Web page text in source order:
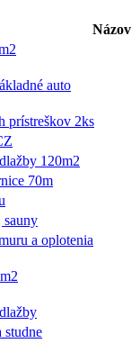
Názov
auto
prístreškov 2ks
120m2
70m
sauny
a oplotenia
studne